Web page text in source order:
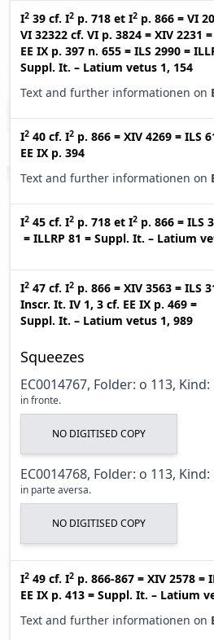
I2 39 cf. I2 p. 718 et I2 p. 866 = VI
VI 32322 cf. VI p. 3824 = XIV 2231 =
EE IX p. 397 n. 655 = ILS 2990 =
Suppl. It. – Latium vetus 1, 154
Text and further informationen on
I2 40 cf. I2 p. 866 = XIV 4269 = ILS
EE IX p. 394
Text and further informationen on
I2 45 cf. I2 p. 718 et I2 p. 866 = ILS
= ILLRP 81 = Suppl. It. – Latium
I2 47 cf. I2 p. 866 = XIV 3563 = ILS
Inscr. It. IV 1, 3 cf. EE IX p. 469 =
Suppl. It. – Latium vetus 1, 989
Squeezes
EC0014767, Folder: o 113,
in fronte.
NO DIGITISED COPY
EC0014768, Folder: o 113,
in parte aversa.
NO DIGITISED COPY
I2 49 cf. I2 p. 866-867 = XIV 2578 =
EE IX p. 413 = Suppl. It. – Latium
Text and further informationen on